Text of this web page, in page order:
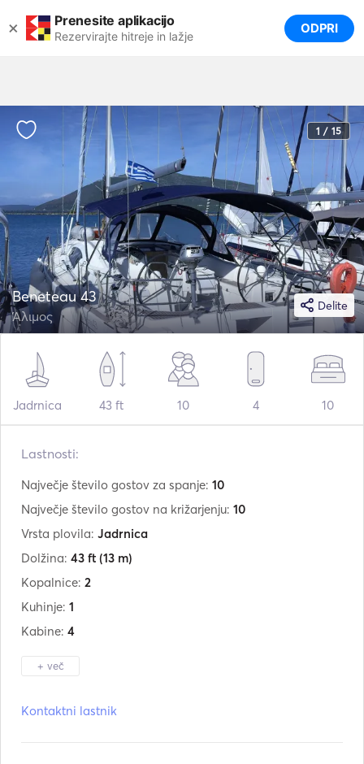
× Prenesite aplikacijo
Rezervirajte hitreje in lažje ODPRI
1 / 15
Delite
Beneteau 43
Άλιμος
Jadrnica 43 ft 10 4 10
Lastnosti:
Največje število gostov za spanje: 10
Največje število gostov na križarjenju: 10
Vrsta plovila: Jadrnica
Dolžina: 43 ft (13 m)
Kopalnice: 2
Kuhinje: 1
Kabine: 4
+ več
Kontaktni lastnik